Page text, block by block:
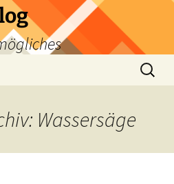
Suchen
nach:
Wassersäge